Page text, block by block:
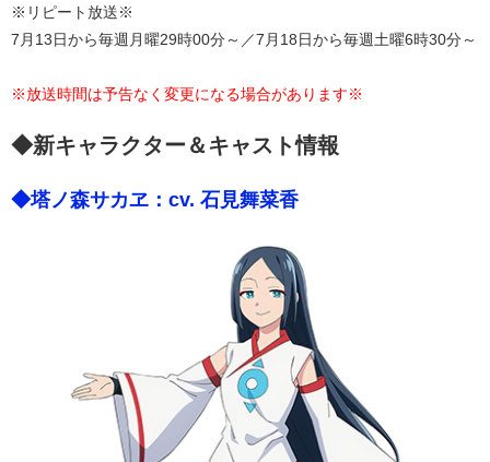
※リピート放送※
7月13日から毎週月曜29時00分～／7月18日から毎週土曜6時30分～
※放送時間は予告なく変更になる場合があります※
◆新キャラクター＆キャスト情報
◆塔ノ森サカヱ：cv. 石見舞菜香